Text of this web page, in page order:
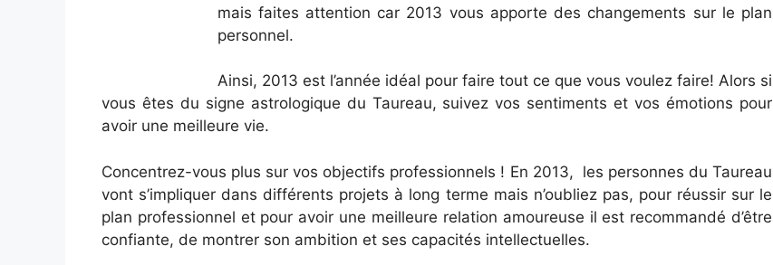
mais faites attention car 2013 vous apporte des changements sur le plan
personnel.
Ainsi, 2013 est l’année idéal pour faire tout ce que vous voulez faire! Alors si
vous êtes du signe astrologique du Taureau, suivez vos sentiments et vos émotions pour
avoir une meilleure vie.
Concentrez-vous plus sur vos objectifs professionnels ! En 2013, les personnes du Taureau
vont s’impliquer dans différents projets à long terme mais n’oubliez pas, pour réussir sur le
plan professionnel et pour avoir une meilleure relation amoureuse il est recommandé d’être
confiante, de montrer son ambition et ses capacités intellectuelles.